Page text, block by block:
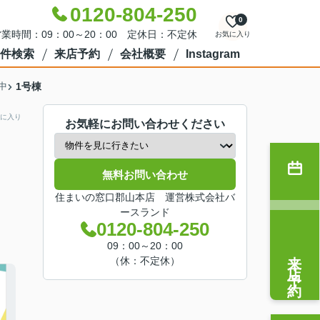
0120-804-250
時間：09：00～20：00 定休日：不定休 お気に入り
0
検索 来店予約 会社概要 Instagram
1号棟
入り
お気軽にお問い合わせください
無料お問い合わせ
住まいの窓口郡山本店 運営株式会社バ
ースランド
0120-804-250
09：00～20：00
（休：不定休）
来店予約